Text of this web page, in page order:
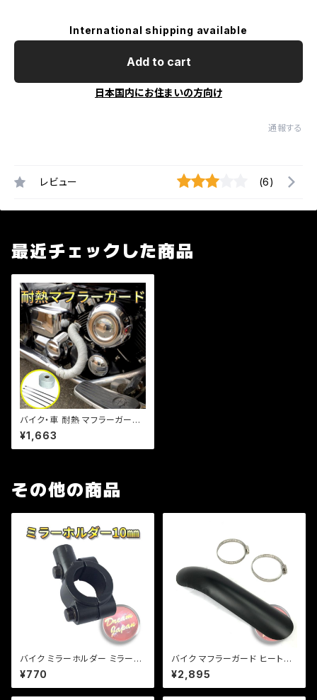
International shipping available
Add to cart
日本国内にお住まいの方向け
通報する
レビュー (6)
最近チェックした商品
バイク・車 耐熱 マフラーガード
50mm×5m 耐熱1200℃ テー
プ 白（ホワイト） グラスファイバ
ー 布製/アメリカン/ドラッグスタ
¥1,663
その他の商品
バイク ミラーホルダー ミラーク
ランプ マウント 10mm正ネジ
用/22.2mmハンドル/ブラック/
エストレア/SR/ 【クリックポス
¥770
バイク マフラーガード ヒートガ
ード 湾曲タイプ 【ブラック】マフ
ラー 火傷防止 カスタム バンド
取り付けサイズ40〜65mm/a3
¥2,895